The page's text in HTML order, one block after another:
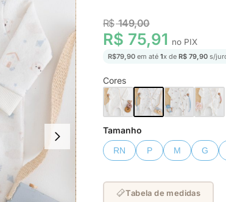
R$149,00
R$ 75,91 no PIX
R$79,90em até 1x de R$ 79,90s/
Cores
Tamanho
RN P M G
Tabela de medidas